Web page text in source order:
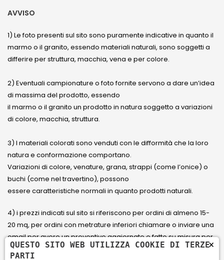
AVVISO
1) Le foto presenti sul sito sono puramente indicative in quanto il
marmo o il granito, essendo materiali naturali, sono soggetti a
differire per struttura, macchia, vena e per colore.
2) Eventuali campionature o foto fornite servono a dare un’idea
di massima del prodotto, essendo
il marmo o il granito un prodotto in natura soggetto a variazioni
di colore, macchia, struttura.
3) I materiali colorati sono venduti con le difformità che la loro
natura e conformazione comportano.
Variazioni di colore, venature, grana, strappi (come l’onice) o
buchi (come nel travertino), possono
essere caratteristiche normali in quanto prodotti naturali.
4) i prezzi indicati sul sito si riferiscono per ordini di almeno 15-
20 mq, per ordini con metrature inferiori chiamare o inviare una
email per avere un preventivo aggiornato e fatto su misura per
il cliente.
×
QUESTO SITO WEB UTILIZZA COOKIE DI TERZE
PARTI